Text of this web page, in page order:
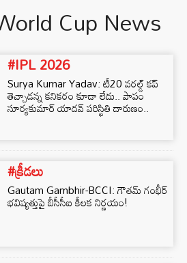
Cup News
#IPL 2026
Surya Kumar Yadav: టీ20 వరల్డ్ కప్
తెచ్చాడన్న కనికరం కూడా లేదు.. పాపం
సూర్యకుమార్ యాదవ్ పరిస్థితి దారుణం..
#క్రీడలు
Gautam Gambhir-BCCI: గౌతమ్ గంభీర్‌
భవిష్యత్తుపై బీసీసీఐ కీలక నిర్ణయం!